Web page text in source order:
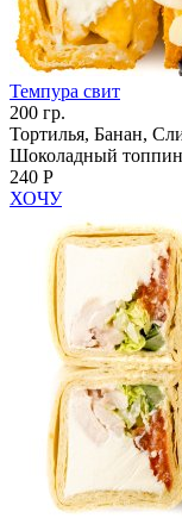
Темпура свит
200 гр.
Тортилья, Банан,
Шоколадный
240 Р
ХОЧУ